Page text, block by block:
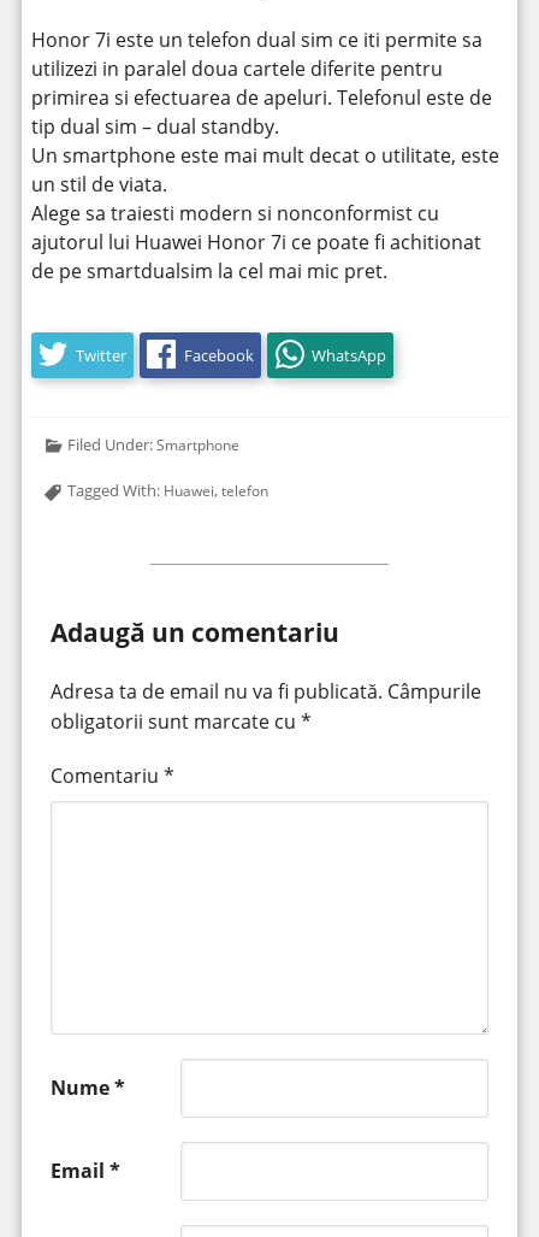
Honor 7i este un telefon dual sim ce iti permite sa
utilizezi in paralel doua cartele diferite pentru
primirea si efectuarea de apeluri. Telefonul este de
tip dual sim – dual standby.
Un smartphone este mai mult decat o utilitate, este
un stil de viata.
Alege sa traiesti modern si nonconformist cu
ajutorul lui Huawei Honor 7i ce poate fi achitionat
de pe smartdualsim la cel mai mic pret.
Twitter Facebook WhatsApp
Filed Under:Smartphone
Tagged With: Huawei,telefon
Adaugă un comentariu
Adresa ta de email nu va fi publicată. Câmpurile
obligatorii sunt marcate cu *
Comentariu *
Nume*
Email *